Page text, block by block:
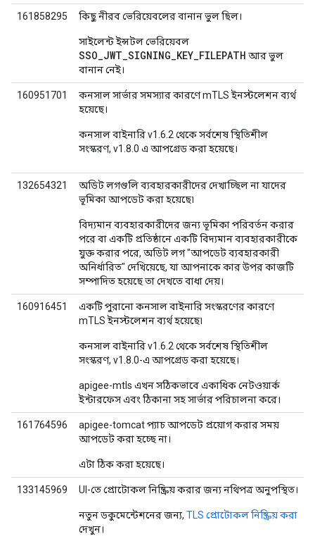
161858295 কিছু নীরব ভেরিয়েবলের বানান ভুল ছিল।
সাইলেন্ট ইন্সটল ভেরিয়েবল
SSO_JWT_SIGNING_KEY_FILEPATH আর ভুল
বানান নেই।
160951701
কনসাল সার্ভার সমস্যার কারণে mTLS ইনস্টলেশন ব্যর্থ
হয়েছে।
কনসাল বাইনারি v1.6.2 থেকে সর্বশেষ স্থিতিশীল
সংস্করণ, v1.8.0 এ আপগ্রেড করা হয়েছে।
132654321
অডিট লগগুলি ব্যবহারকারীদের দেখাচ্ছিল না যাদের
ভূমিকা আপডেট করা হয়েছে৷
বিদ্যমান ব্যবহারকারীদের জন্য ভূমিকা পরিবর্তন করার
পরে বা একটি প্রতিষ্ঠানে একটি বিদ্যমান ব্যবহারকারীকে
যুক্ত করার পরে, অডিট লগ "আপডেট ব্যবহারকারী
অনির্ধারিত" দেখিয়েছে, যা আপনাকে কার উপর কাজটি
সম্পাদিত হয়েছে তা দেখতে বাধা দেয়।
160916451
একটি পুরানো কনসাল বাইনারি সংস্করণের কারণে
mTLS ইনস্টলেশন ব্যর্থ হয়েছে৷
কনসাল বাইনারি v1.6.2 থেকে সর্বশেষ স্থিতিশীল
সংস্করণ, v1.8.0-এ আপগ্রেড করা হয়েছে।
apigee-mtls এখন সঠিকভাবে একাধিক নেটওয়ার্ক
ইন্টারফেস এবং ঠিকানা সহ সার্ভার পরিচালনা করে।
161764596
apigee-tomcat প্যাচ আপডেট প্রয়োগ করার সময়
আপডেট করা হচ্ছে না।
এটা ঠিক করা হয়েছে।
133145969 UI-তে প্রোটোকল নিষ্ক্রিয় করার জন্য নথিপত্র অনুপস্থিত।
নতুন ডকুমেন্টেশনের জন্য, TLS প্রোটোকল নিষ্ক্রিয় করা
দেখুন।